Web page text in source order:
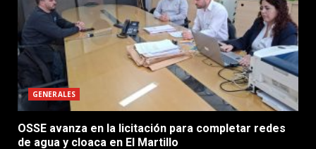
GENERALES
OSSE avanza en la licitación para completar redes
de agua y cloaca en El Martillo